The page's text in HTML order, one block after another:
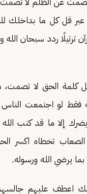
قل كل ما بداخلك
ترتيلًا ردد سبحان
كلمة الحق لا تصمت،
فقط لو اجتمعت
إلا ما قد كتب
تخطاه اكسر
يرضي الله ورسوله.
اعطف عليهم